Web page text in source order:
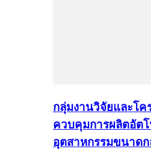
กลุ่มงานวิจัยและโค
ควบคุมการผลิตอัต
อุตสาหกรรมขนาด